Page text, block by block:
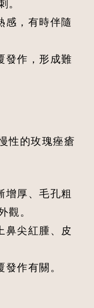
感，有時伴隨
發作，形成難
性的玫瑰痤瘡
增厚、毛孔粗
觀。
鼻尖紅腫、皮
作有關。